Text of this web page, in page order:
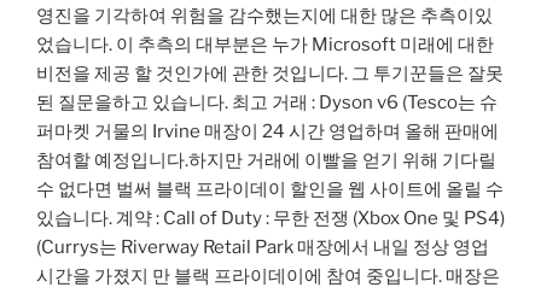
영진을 기각하여 위험을 감수했는지에 대한 많은 추측이있
었습니다. 이 추측의 대부분은 누가 Microsoft 미래에 대한
비전을 제공 할 것인가에 관한 것입니다. 그 투기꾼들은 잘못
된 질문을하고 있습니다. 최고 거래 : Dyson v6 (Tesco는 슈
퍼마켓 거물의 Irvine 매장이 24 시간 영업하며 올해 판매에
참여할 예정입니다.하지만 거래에 이빨을 얻기 위해 기다릴
수 없다면 벌써 블랙 프라이데이 할인을 웹 사이트에 올릴 수
있습니다. 계약 : Call of Duty : 무한 전쟁 (Xbox One 및 PS4)
(Currys는 Riverway Retail Park 매장에서 내일 정상 영업
시간을 가졌지 만 블랙 프라이데이에 참여 중입니다. 매장은